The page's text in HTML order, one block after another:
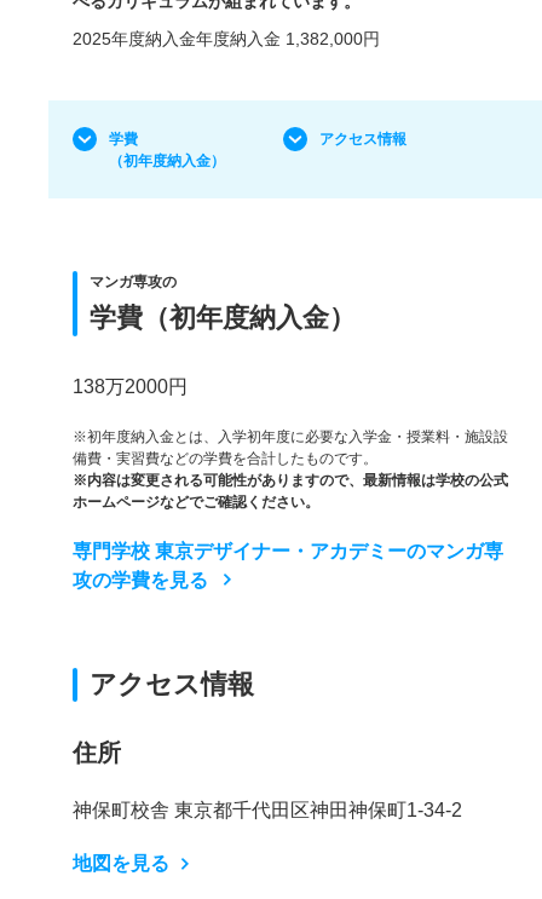
2025年度納入金年度納入金 1,382,000円
学費
（初年度納入金）
アクセス情報
マンガ専攻の
学費（初年度納入金）
138万2000円
※初年度納入金とは、入学初年度に必要な入学金・授業料・施設設
備費・実習費などの学費を合計したものです。
※内容は変更される可能性がありますので、最新情報は学校の公式
ホームページなどでご確認ください。
専門学校 東京デザイナー・アカデミーのマンガ専
攻の学費を見る
アクセス情報
住所
神保町校舎 東京都千代田区神田神保町1-34-2
地図を見る